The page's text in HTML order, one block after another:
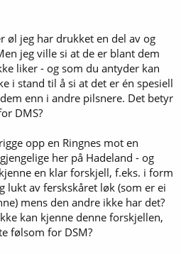
jo vanligvis som grønnsaks-
synes ofte at DMS lukter som
på en flaske/boks som akkurat har
muligens bør bruke mindre glass
en brukerfeil nå ølet blir varmt i
vi smakte på det.
i tysk pilsner. Dersom denne
vil forbrukerne sikkert legge merke
del av aroma og smak. Så ja, jeg tror
på å beholde DMS i vørteren/ølet.
driver med dekoksjon, av
øl jeg har drukket en del av og
jeg ville si at de er blant dem
liker - og som du antyder kan
i stand til å si at det er én spesiell
enn i andre pilsnere. Det betyr
DMS?
opp en Ringnes mot en
her på Hadeland - og
en klar forskjell, f.eks. i form
lukt av ferskskåret løk (som er ei
mens den andre ikke har det?
kan kjenne denne forskjellen,
følsom for DSM?